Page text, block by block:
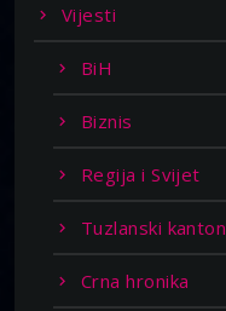
Vijesti
BiH
Biznis
Regija i Svijet
Tuzlanski kanton
Crna hronika